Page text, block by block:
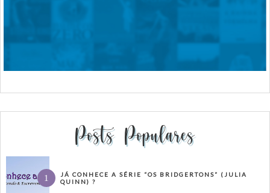
Posts Populares
JÁ CONHECE A SÉRIE “OS BRIDGERTONS” (JULIA
QUINN) ?